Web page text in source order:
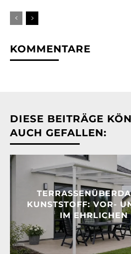
KOMMENTARE
DIESE BEITRÄGE
AUCH GEFALLEN:
KUNSTSTOFF: VOR-
IM EHRLICHEN